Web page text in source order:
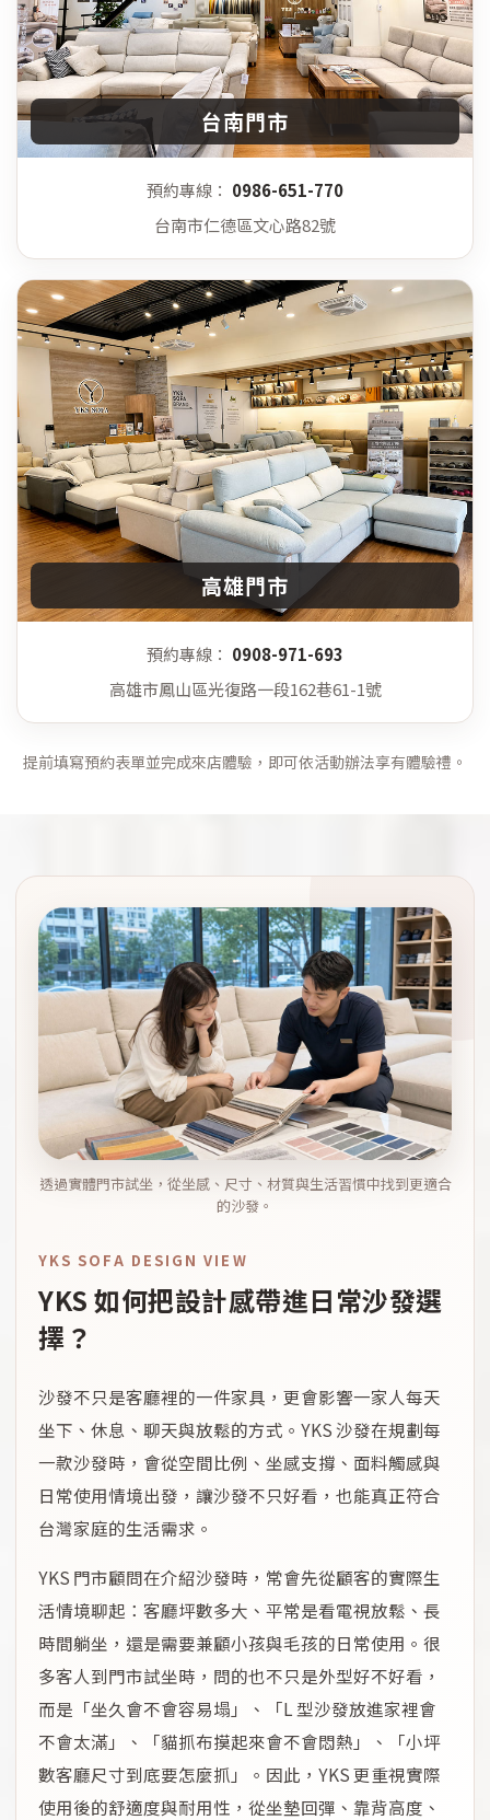
台南門市
預約專線： 0986-651-770
台南市仁德區文心路82號
高雄門市
預約專線： 0908-971-693
高雄市鳳山區光復路一段162巷61-1號
提前填寫預約表單並完成來店體驗，即可依活動辦法享有體驗禮。
YKS SOFA DESIGN VIEW
YKS 如何把設計感帶進日常沙發選
擇？
沙發不只是客廳裡的一件家具，更會影響一家人每天
坐下、休息、聊天與放鬆的方式。YKS 沙發在規劃每
一款沙發時，會從空間比例、坐感支撐、面料觸感與
日常使用情境出發，讓沙發不只好看，也能真正符合
台灣家庭的生活需求。
YKS 門市顧問在介紹沙發時，常會先從顧客的實際生
活情境聊起：客廳坪數多大、平常是看電視放鬆、長
時間躺坐，還是需要兼顧小孩與毛孩的日常使用。很
多客人到門市試坐時，問的也不只是外型好不好看，
而是「坐久會不會容易塌」、「L 型沙發放進家裡會
不會太滿」、「貓抓布摸起來會不會悶熱」、「小坪
數客廳尺寸到底要怎麼抓」。因此，YKS 更重視實際
使用後的舒適度與耐用性，從坐墊回彈、靠背高度、
透過實體門市試坐，從坐感、尺寸、材質與生活習慣中找到更適合
的沙發。